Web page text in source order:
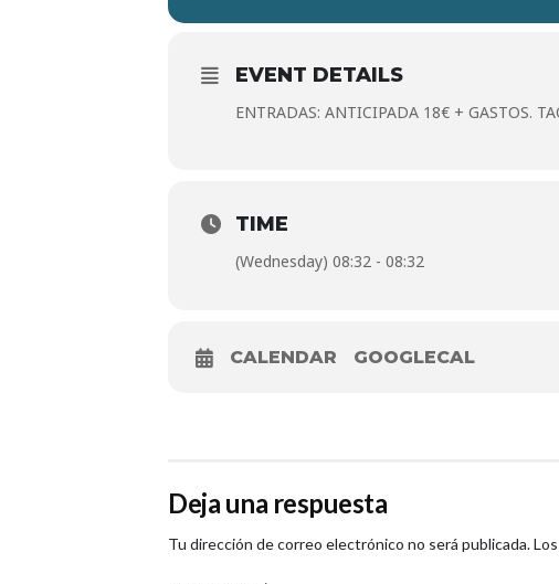
EVENT DETAILS
ENTRADAS: ANTICIPADA 18€ + GASTOS.
TIME
(Wednesday) 08:32 - 08:32
CALENDAR GOOGLECAL
Deja una respuesta
Tu dirección de correo electrónico no será publicada.